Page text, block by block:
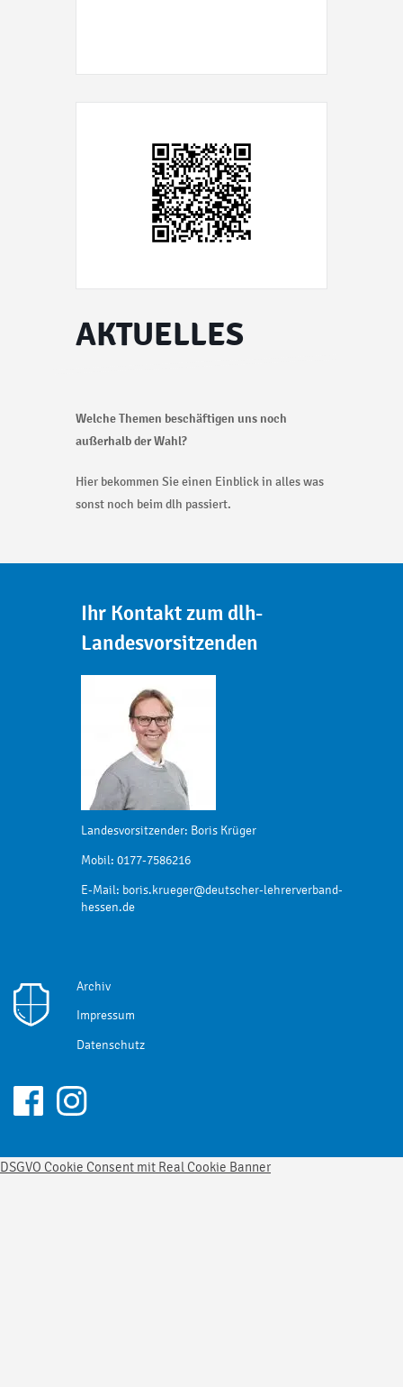
AKTUELLES
Welche Themen beschäftigen uns noch
außerhalb der Wahl?
Hier bekommen Sie einen Einblick in alles was
sonst noch beim dlh passiert.
Ihr Kontakt zum dlh-
Landesvorsitzenden
Landesvorsitzender: Boris Krüger
Mobil: 0177-7586216
E-Mail: boris.krueger@deutscher-lehrerverband-
hessen.de
Archiv
Impressum
Datenschutz
DSGVO Cookie Consent mit Real Cookie Banner